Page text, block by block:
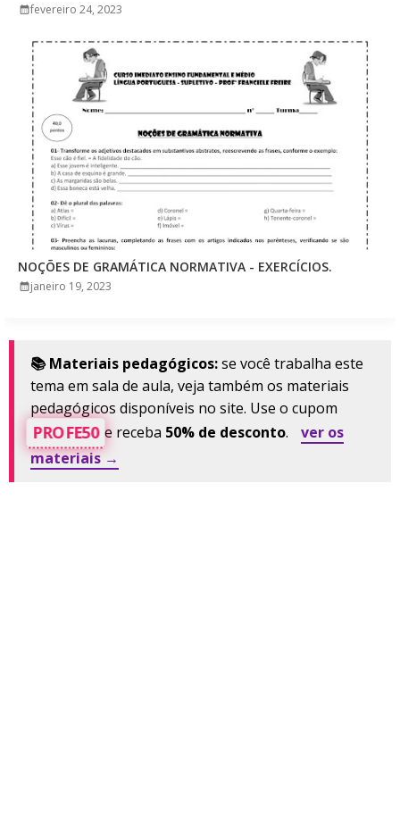
fevereiro 24, 2023
NOÇÕES DE GRAMÁTICA NORMATIVA - EXERCÍCIOS.
janeiro 19, 2023
📚 Materiais pedagógicos:se você trabalha este
tema em sala de aula, veja também os materiais
pedagógicos disponíveis no site. Use o cupom
PROFE50 e receba 50% de desconto.
ver os
materiais →